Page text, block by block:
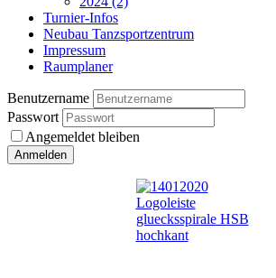
Turnier-Infos
Neubau Tanzsportzentrum
Impressum
Raumplaner
Benutzername
Passwort
Angemeldet bleiben